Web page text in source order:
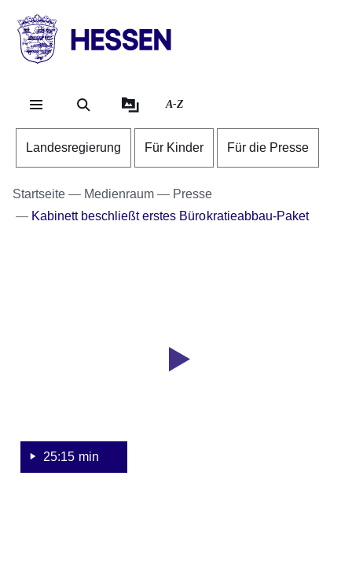
HESSEN
Landesregierung
A-Z
Landesregierung Für Kinder Für die Presse
Startseite Medienraum
Presse
Kabinett beschließt erstes Bürokratieabbau-Paket
25:15 min